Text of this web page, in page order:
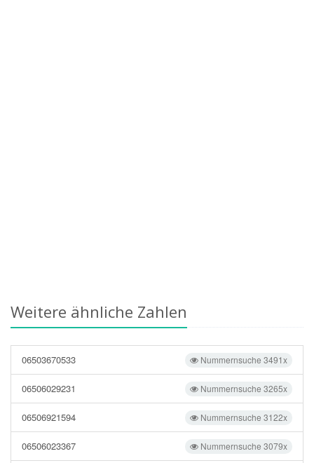
Weitere ähnliche Zahlen
Nummernsuche 3491x
06503670533
Nummernsuche 3265x
06506029231
Nummernsuche 3122x
06506921594
Nummernsuche 3079x
06506023367